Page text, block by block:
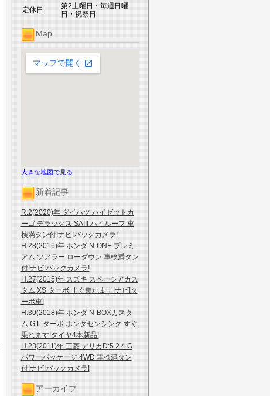
定休日
第2土曜日・毎週日曜
日・祝祭日
Map
大きな地図で見る
新着記事
R.2(2020)年 ダイハツ ハイゼットカ
ーゴ デラックス SAIII ハイルーフ 車
検満タン付!ナビ!バックカメラ!
H.28(2016)年 ホンダ N-ONE プレミ
アム ツアラー ローダウン 車検満タン
付!ナビ!バックカメラ!
H.27(2015)年 スズキ スペーシアカス
タム XS ターボ すぐ乗れます!ナビ!タ
ーボ車!
H.30(2018)年 ホンダ N-BOXカスタ
ム G L ターボ ホンダセンシング すぐ
乗れます!タイヤ4本新品!
H.23(2011)年 三菱 デリカD:5 2.4 G
パワーパッケージ 4WD 車検満タン
付!ナビ!バックカメラ!
アーカイブ